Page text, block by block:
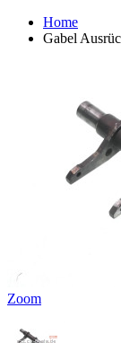
Home
Gabel
Zoom